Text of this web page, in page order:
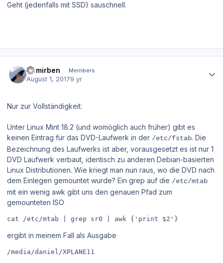
Geht (jedenfalls mit SSD) sauschnell.
Semirben Members
August 1, 20179 yr
Nur zur Vollständigkeit:
Unter Linux Mint 18.2 (und womöglich auch früher) gibt es
keinen Eintrag für das DVD-Laufwerk in der /etc/fstab. Die
Bezeichnung des Laufwerks ist aber, vorausgesetzt es ist nur 1
DVD Laufwerk verbaut, identisch zu anderen Debian-basierten
Linux Distributionen. Wie kriegt man nun raus, wo die DVD nach
dem Einlegen gemountet wurde? Ein grep auf die /etc/mtab
mit ein wenig awk gibt uns den genauen Pfad zum
gemounteten ISO
cat /etc/mtab | grep sr0 | awk {'print $2'}
ergibt in meinem Fall als Ausgabe
/media/daniel/XPLANE11